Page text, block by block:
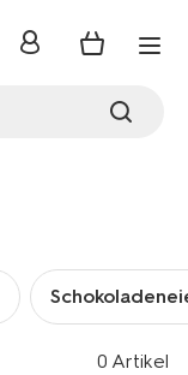
Anmelden
0 Artikel